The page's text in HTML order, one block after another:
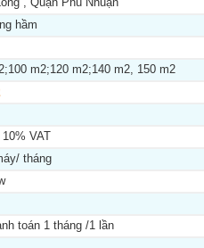
hầm
m2;120 m2;140 m2, 150 m2
VAT
tháng
toán 1 tháng /1 lần